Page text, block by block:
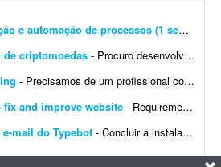
Segurança da informação e automação de processos (1 semana)
de criptomoedas - Procuro desenvolvedor full stack para criar uma plataforma profissional e scanner de arbitragem de criptomoedas, semelhante às principais soluções internacionais do mercado, po...
- Precisamos de um profissional com experiência em e-commerce e em configurações no Bling. Atualmente temos a conta de um cliente integrada com loja própria, Mercado Livre,...
and improve website - Requirements: - Basic to intermediate full-stack development skills - Experience with front-end and back-end web development - Ability to troubleshoot bugs and make small improvements - Good commu...
mail do Typebot - Concluir a instalação de e-mail do Typebot. Configurar SMTP, validar o envio de mensagens e integrar a funcionalidade com a instância atual. Entregar documentação ...